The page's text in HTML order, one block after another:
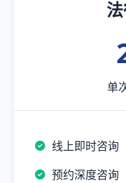
单
线上即时咨询
预约深度咨询